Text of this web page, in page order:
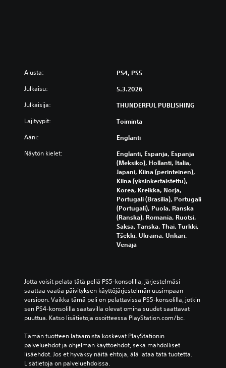
Alusta: PS4, PS5
Julkaisu: 5.3.2026
Julkaisija: THUNDERFUL PUBLISHING
Lajityypit: Toiminta
Ääni: Englanti
Näytön kielet:
Englanti, Espanja, Espanja
(Meksiko), Hollanti, Italia,
Japani, Kiina (perinteinen),
Kiina (yksinkertaistettu),
Korea, Kreikka, Norja,
Portugali (Brasilia), Portugali
(Portugali), Puola, Ranska
(Ranska), Romania, Ruotsi,
Saksa, Tanska, Thai, Turkki,
Tšekki, Ukraina, Unkari,
Venäjä
Jotta voisit pelata tätä peliä PS5-konsolilla, järjestelmäsi
saattaa vaatia päivityksen käyttöjärjestelmän uusimpaan
versioon. Vaikka tämä peli on pelattavissa PS5-konsolilla, jotkin
sen PS4-konsolilla saatavilla olevat ominaisuudet saattavat
puuttua. Katso lisätietoja osoitteessa PlayStation.com/bc.
Tämän tuotteen lataamista koskevat PlayStationin
palveluehdot ja ohjelman käyttöehdot, sekä mahdolliset
lisäehdot. Jos et hyväksy näitä ehtoja, älä lataa tätä tuotetta.
Lisätietoja on palveluehdoissa.